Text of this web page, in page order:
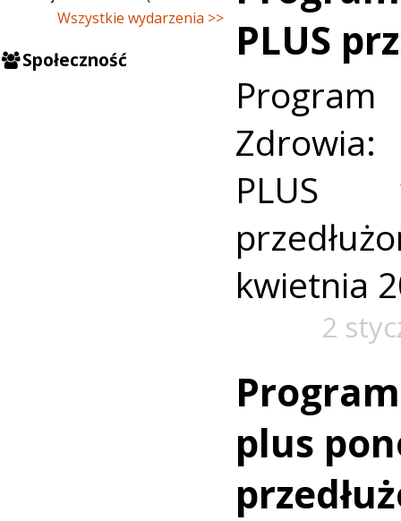
Wszystkie wydarzenia >>
Społeczność
PLUS
PLUS
kwietnia
2
plus